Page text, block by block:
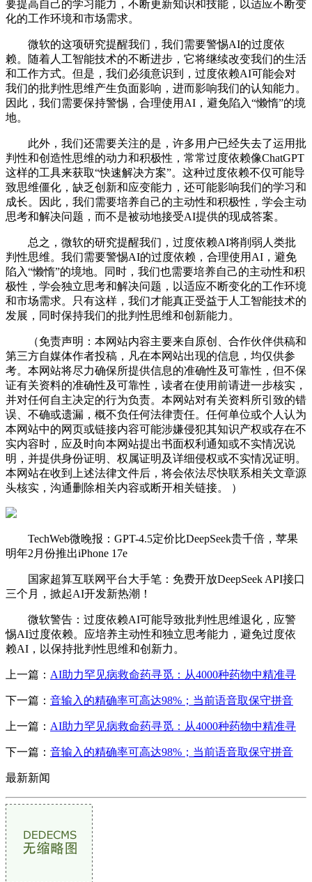
要提高自己的学习能力，不断更新知识和技能，以适应不断变
化的工作环境和市场需求。
微软的这项研究提醒我们，我们需要警惕AI的过度依
赖。随着人工智能技术的不断进步，它将继续改变我们的生活
和工作方式。但是，我们必须意识到，过度依赖AI可能会对
我们的批判性思维产生负面影响，进而影响我们的认知能力。
因此，我们需要保持警惕，合理使用AI，避免陷入“懒惰”的境
地。
此外，我们还需要关注的是，许多用户已经失去了运用批
判性和创造性思维的动力和积极性，常常过度依赖像ChatGPT
这样的工具来获取“快速解决方案”。这种过度依赖不仅可能导
致思维僵化，缺乏创新和应变能力，还可能影响我们的学习和
成长。因此，我们需要培养自己的主动性和积极性，学会主动
思考和解决问题，而不是被动地接受AI提供的现成答案。
总之，微软的研究提醒我们，过度依赖AI将削弱人类批
判性思维。我们需要警惕AI的过度依赖，合理使用AI，避免
陷入“懒惰”的境地。同时，我们也需要培养自己的主动性和积
极性，学会独立思考和解决问题，以适应不断变化的工作环境
和市场需求。只有这样，我们才能真正受益于人工智能技术的
发展，同时保持我们的批判性思维和创新能力。
（免责声明：本网站内容主要来自原创、合作伙伴供稿和
第三方自媒体作者投稿，凡在本网站出现的信息，均仅供参
考。本网站将尽力确保所提供信息的准确性及可靠性，但不保
证有关资料的准确性及可靠性，读者在使用前请进一步核实，
并对任何自主决定的行为负责。本网站对有关资料所引致的错
误、不确或遗漏，概不负任何法律责任。任何单位或个人认为
本网站中的网页或链接内容可能涉嫌侵犯其知识产权或存在不
实内容时，应及时向本网站提出书面权利通知或不实情况说
明，并提供身份证明、权属证明及详细侵权或不实情况证明。
本网站在收到上述法律文件后，将会依法尽快联系相关文章源
头核实，沟通删除相关内容或断开相关链接。 ）
TechWeb微晚报：GPT-4.5定价比DeepSeek贵千倍，苹果
明年2月份推出iPhone 17e
国家超算互联网平台大手笔：免费开放DeepSeek API接口
三个月，掀起AI开发新热潮！
微软警告：过度依赖AI可能导致批判性思维退化，应警
惕AI过度依赖。应培养主动性和独立思考能力，避免过度依
赖AI，以保持批判性思维和创新力。
上一篇： AI助力罕见病救命药寻觅：从4000种药物中精准寻
下一篇： 音输入的精确率可高达98%；当前语音取保守拼音
上一篇： AI助力罕见病救命药寻觅：从4000种药物中精准寻
下一篇： 音输入的精确率可高达98%；当前语音取保守拼音
最新新闻